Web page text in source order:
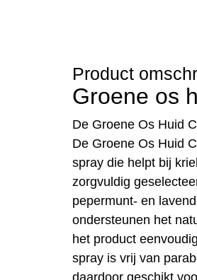
Product
Groene os
De Groene Os Huid
De Groene Os Huid
spray die helpt bij
zorgvuldig
pepermunt- en
ondersteunen het
het product
spray is vrij van
daardoor geschikt